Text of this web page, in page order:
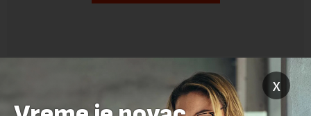
x